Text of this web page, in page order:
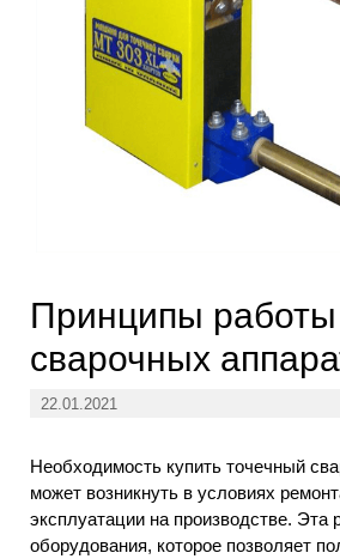
Принципы работы
сварочных
22.01.2021
Необходимость купить точечный
может возникнуть в условиях
эксплуатации на производстве. Эта
оборудования, которое позволяет